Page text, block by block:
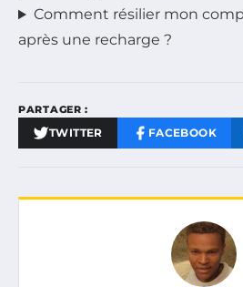
Comment résilier mon
après une recharge ?
PARTAGER :
TWITTER FACEBOOK